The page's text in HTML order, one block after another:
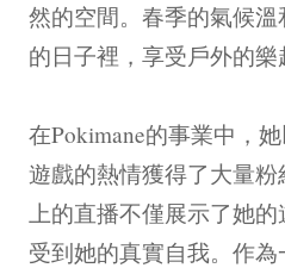
然的空間。春季的氣候
的日子裡，享受戶外的樂
在Pokimane的事業中，
遊戲的熱情獲得了大量
上的直播不僅展示了她
受到她的真實自我。作為